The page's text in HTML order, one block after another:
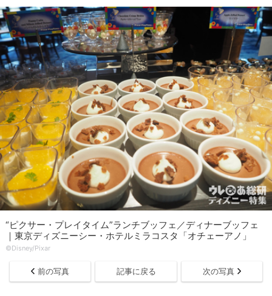
“ピクサー・プレイタイム”ランチブッフェ／ディナーブッフェ
｜東京ディズニーシー・ホテルミラコスタ「オチェーアノ」
©︎Disney/Pixar
前の写真 記事に戻る 次の写真